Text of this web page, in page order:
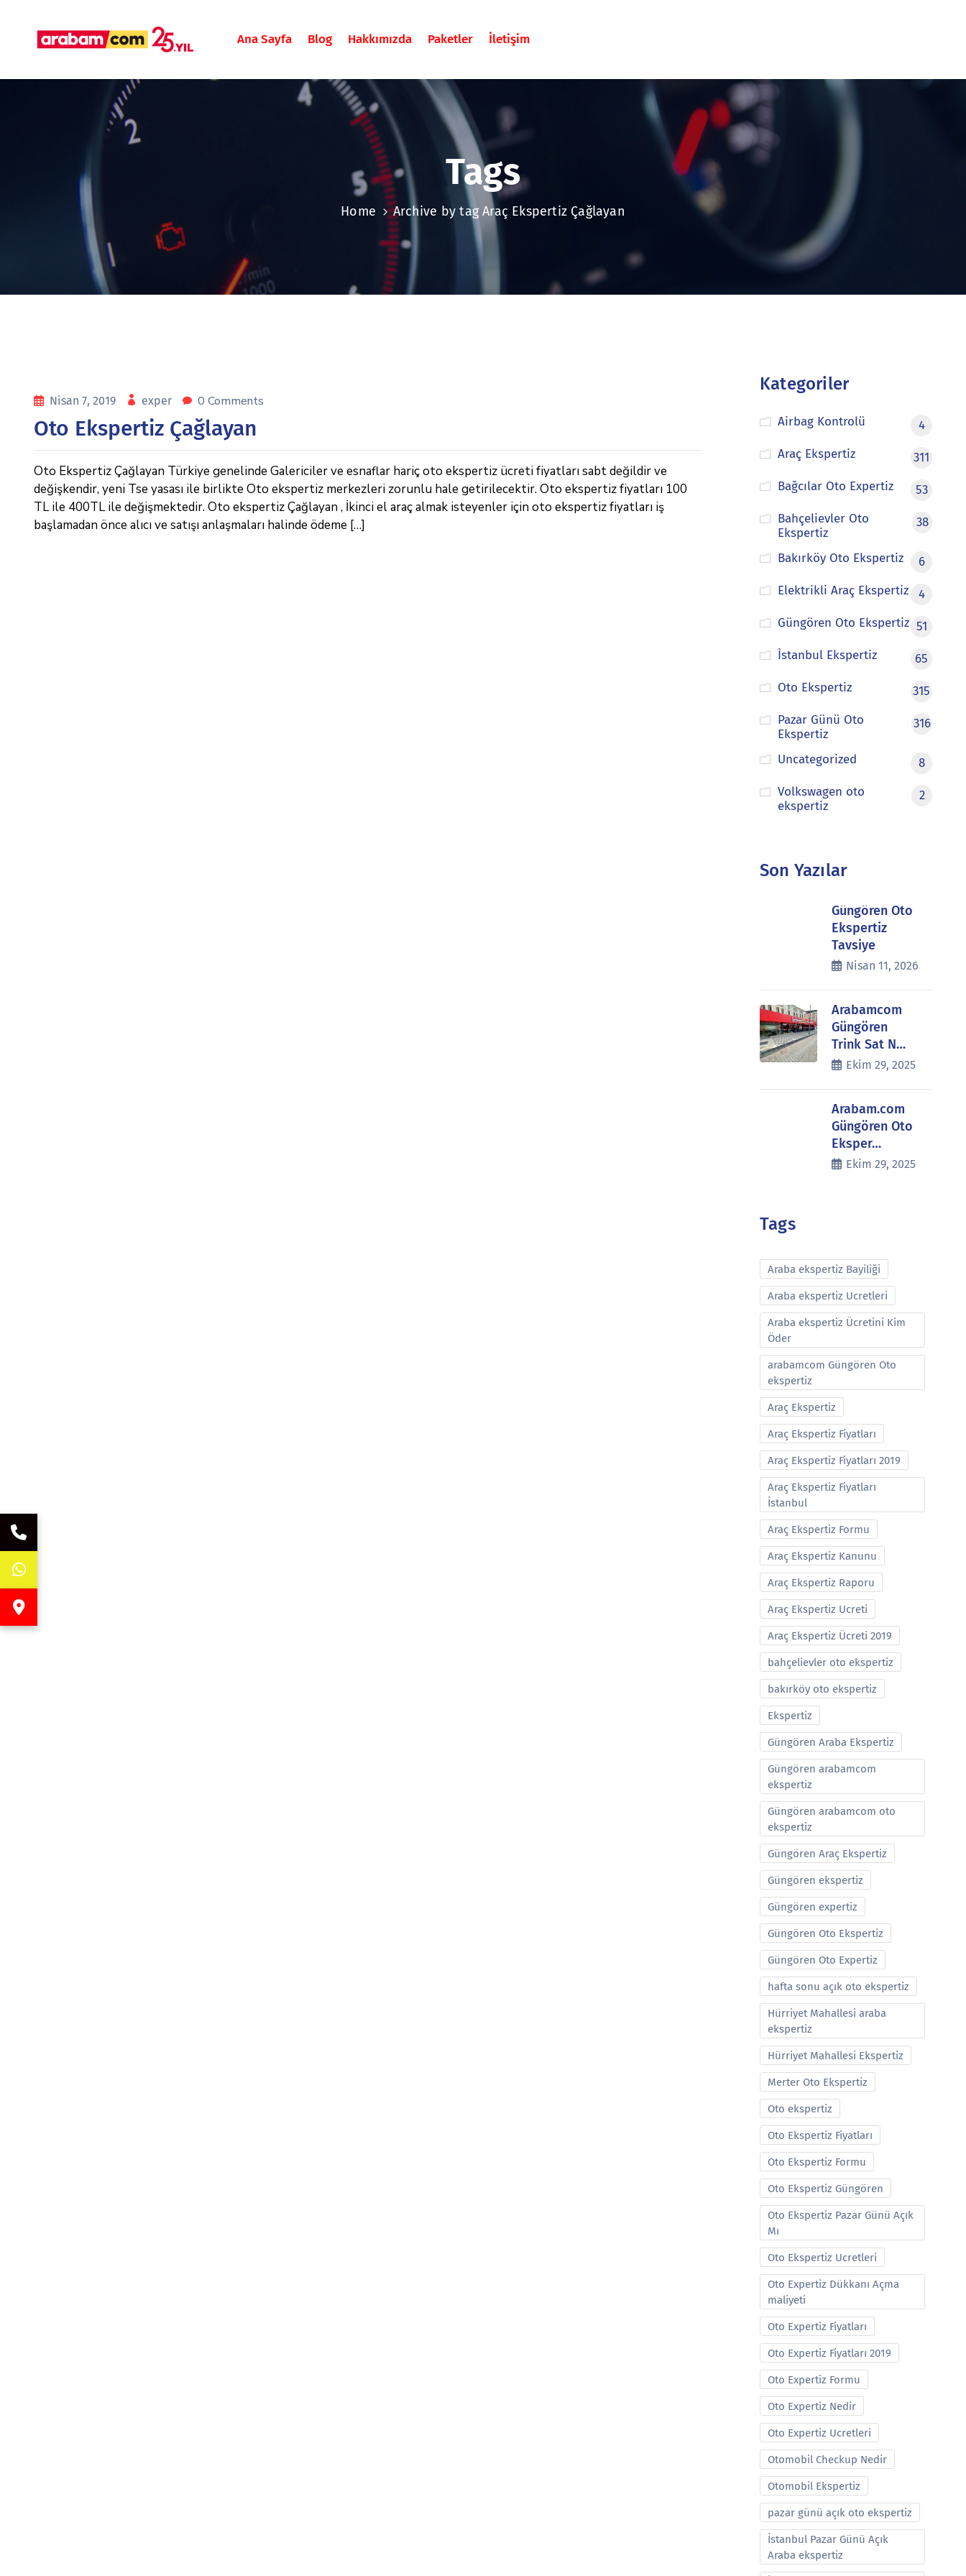
Ana Sayfa Blog Hakkımızda Paketler İletişim
Tags
Home Archive by tag Araç Ekspertiz Çağlayan
Nisan 7, 2019 exper 0 Comments
Oto Ekspertiz Çağlayan
Oto Ekspertiz Çağlayan Türkiye genelinde Galericiler ve esnaflar hariç oto ekspertiz ücreti fiyatları sabt değildir ve
değişkendir, yeni Tse yasası ile birlikte Oto ekspertiz merkezleri zorunlu hale getirilecektir. Oto ekspertiz fiyatları 100
TL ile 400TL ile değişmektedir. Oto ekspertiz Çağlayan , İkinci el araç almak isteyenler için oto ekspertiz fiyatları iş
başlamadan önce alıcı ve satışı anlaşmaları halinde ödeme […]
Kategoriler
Airbag Kontrolü
4
Araç Ekspertiz
311
Bağcılar Oto Expertiz
53
Bahçelievler Oto
Ekspertiz
38
Bakırköy Oto Ekspertiz
6
Elektrikli Araç Ekspertiz
4
Güngören Oto Ekspertiz 51
İstanbul Ekspertiz
65
Oto Ekspertiz
315
Pazar Günü Oto
Ekspertiz
316
Uncategorized
8
Volkswagen oto
ekspertiz
2
Son Yazılar
Güngören Oto
Ekspertiz
Tavsiye
Nisan 11, 2026
Arabamcom
Güngören
Trink Sat N…
Ekim 29, 2025
Arabam.com
Güngören Oto
Eksper…
Ekim 29, 2025
Tags
Araba ekspertiz Bayiliği
Araba ekspertiz Ucretleri
Araba ekspertiz Ücretini Kim
Öder
arabamcom Güngören Oto
ekspertiz
Araç Ekspertiz
Araç Ekspertiz Fiyatları
Araç Ekspertiz Fiyatları 2019
Araç Ekspertiz Fiyatları
İstanbul
Araç Ekspertiz Formu
Araç Ekspertiz Kanunu
Araç Ekspertiz Raporu
Araç Ekspertiz Ucreti
Araç Ekspertiz Ücreti 2019
bahçelievler oto ekspertiz
bakırköy oto ekspertiz
Ekspertiz
Güngören Araba Ekspertiz
Güngören arabamcom
ekspertiz
Güngören arabamcom oto
ekspertiz
Güngören Araç Ekspertiz
Güngören ekspertiz
Güngören expertiz
Güngören Oto Ekspertiz
Güngören Oto Expertiz
hafta sonu açık oto ekspertiz
Hürriyet Mahallesi araba
ekspertiz
Hürriyet Mahallesi Ekspertiz
Merter Oto Ekspertiz
Oto ekspertiz
Oto Ekspertiz Fiyatları
Oto Ekspertiz Formu
Oto Ekspertiz Güngören
Oto Ekspertiz Pazar Günü Açık
Mı
Oto Ekspertiz Ucretleri
Oto Expertiz Dükkanı Açma
maliyeti
Oto Expertiz Fiyatları
Oto Expertiz Fiyatları 2019
Oto Expertiz Formu
Oto Expertiz Nedir
Oto Expertiz Ucretleri
Otomobil Checkup Nedir
Otomobil Ekspertiz
pazar günü açık oto ekspertiz
İstanbul Pazar Günü Açık
Araba ekspertiz